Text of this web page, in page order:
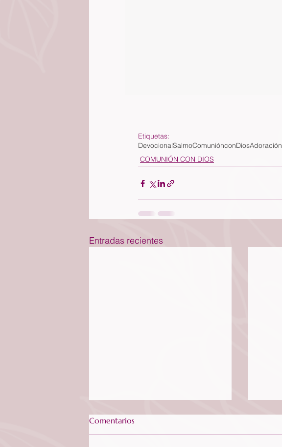
Etiquetas:
DevocionalSalmoComuniónconDiosAdoración
COMUNIÓN CON DIOS
Entradas recientes
Comentarios